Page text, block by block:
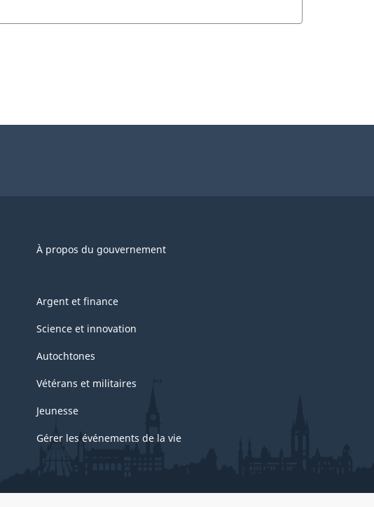
À propos du gouvernement
Argent et finance
Science et innovation
Autochtones
Vétérans et militaires
Jeunesse
Gérer les événements de la vie